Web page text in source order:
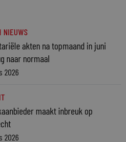
NIEUWS
akten na topmaand in juni
naar normaal
2026
maakt inbreuk op
2026